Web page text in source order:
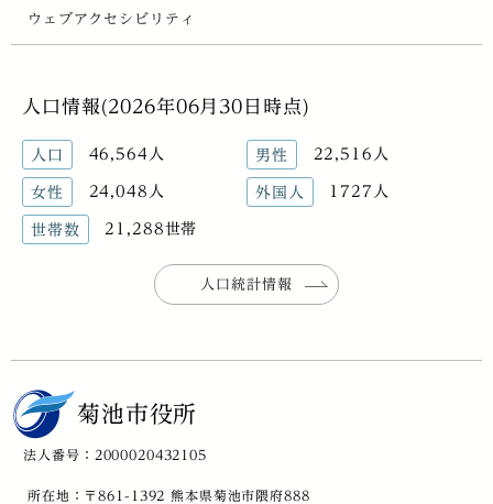
ウェブアクセシビリティ
人口情報(2026年06月30日時点)
人口 46,564人 男性 22,516人
女性 24,048人 外国人 1727人
世帯数 21,288世帯
人口統計情報
菊池市役所
法人番号：2000020432105
所在地：〒861-1392 熊本県菊池市隈府888